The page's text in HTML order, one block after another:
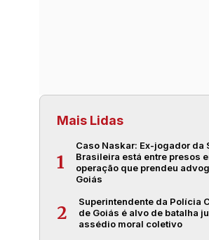
Mais Lidas
1
Caso Naskar: Ex-jogador da
Brasileira está entre presos
operação que prendeu
Goiás
2
Superintendente da Polícia
de Goiás é alvo de batalha
assédio moral coletivo